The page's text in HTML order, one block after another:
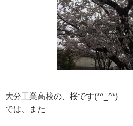
大分工業高校の、桜です(*^_^*)
では、また